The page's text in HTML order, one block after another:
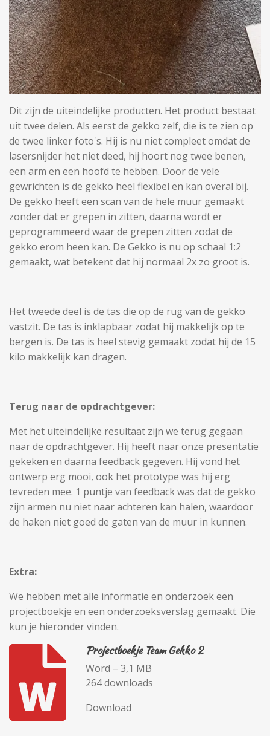
Dit zijn de uiteindelijke producten. Het product bestaat
uit twee delen. Als eerst de gekko zelf, die is te zien op
de twee linker foto's. Hij is nu niet compleet omdat de
lasersnijder het niet deed, hij hoort nog twee benen,
een arm en een hoofd te hebben. Door de vele
gewrichten is de gekko heel flexibel en kan overal bij.
De gekko heeft een scan van de hele muur gemaakt
zonder dat er grepen in zitten, daarna wordt er
geprogrammeerd waar de grepen zitten zodat de
gekko erom heen kan. De Gekko is nu op schaal 1:2
gemaakt, wat betekent dat hij normaal 2x zo groot is.
Het tweede deel is de tas die op de rug van de gekko
vastzit. De tas is inklapbaar zodat hij makkelijk op te
bergen is. De tas is heel stevig gemaakt zodat hij de 15
kilo makkelijk kan dragen.
Terug naar de opdrachtgever:
Met het uiteindelijke resultaat zijn we terug gegaan
naar de opdrachtgever. Hij heeft naar onze presentatie
gekeken en daarna feedback gegeven. Hij vond het
ontwerp erg mooi, ook het prototype was hij erg
tevreden mee. 1 puntje van feedback was dat de gekko
zijn armen nu niet naar achteren kan halen, waardoor
de haken niet goed de gaten van de muur in kunnen.
Extra:
We hebben met alle informatie en onderzoek een
projectboekje en een onderzoeksverslag gemaakt. Die
kun je hieronder vinden.
Projectboekje Team Gekko 2
Word – 3,1 MB
264 downloads
Download